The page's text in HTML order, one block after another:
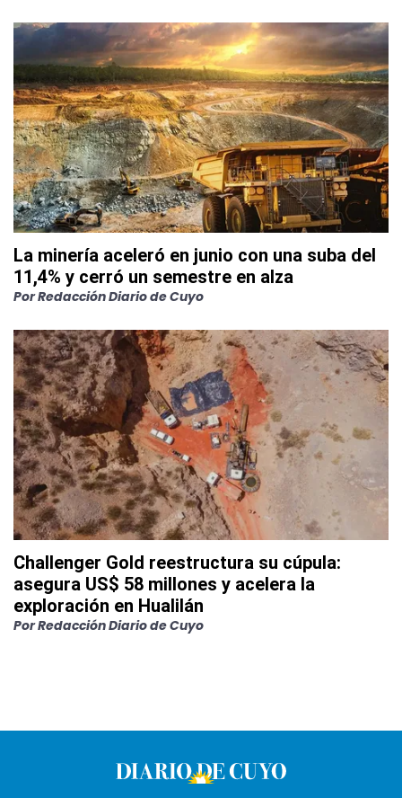
La minería aceleró en junio con una suba del
11,4% y cerró un semestre en alza
PorRedacción Diario de Cuyo
Challenger Gold reestructura su cúpula:
asegura US$ 58 millones y acelera la
exploración en Hualilán
PorRedacción Diario de Cuyo